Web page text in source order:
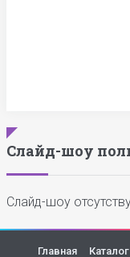
Слайд-шоу
Слайд-шоу
Главная Каталог